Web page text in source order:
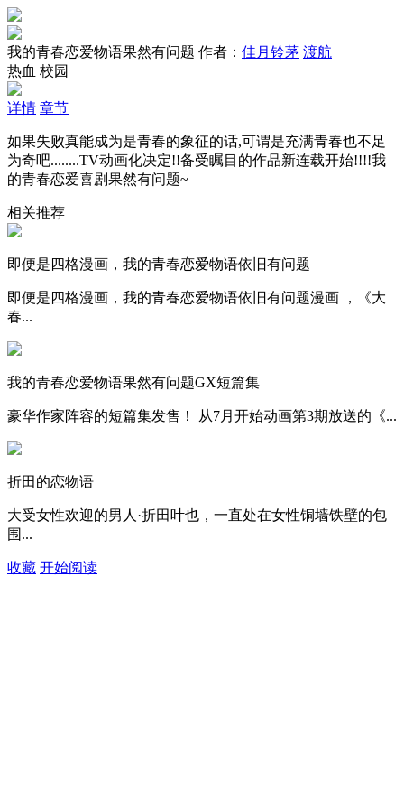
我的青春恋爱物语果然有问题 作者： 佳月铃茅 渡航
热血 校园
详情 章节
如果失败真能成为是青春的象征的话,可谓是充满青春也不足
为奇吧........TV动画化决定!!备受瞩目的作品新连载开始!!!!我
的青春恋爱喜剧果然有问题~
相关推荐
即便是四格漫画，我的青春恋爱物语依旧有问题
即便是四格漫画，我的青春恋爱物语依旧有问题漫画 ，《大
春...
我的青春恋爱物语果然有问题GX短篇集
豪华作家阵容的短篇集发售！ 从7月开始动画第3期放送的《...
折田的恋物语
大受女性欢迎的男人·折田叶也，一直处在女性铜墙铁壁的包
围...
收藏 开始阅读